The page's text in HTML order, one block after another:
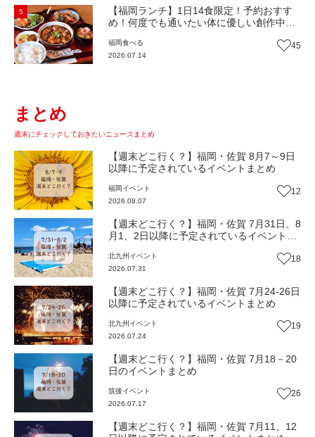
5
【福岡ランチ】1日14食限定！予約おすす
め！何度でも通いたい体に優しい創作中華
【まち歩き】
福岡食べる
2026.07.14
45
まとめ
週末にチェックしておきたいニュースまとめ
【週末どこ行く？】福岡・佐賀 8月7～9日
以降に予定されているイベントまとめ
福岡 イベント
2026.08.07
12
【週末どこ行く？】福岡・佐賀 7月31日、8
月1、2日以降に予定されているイベントま
北九州 イベント
2026.07.31
18
【週末どこ行く？】福岡・佐賀 7月24-26日
以降に予定されているイベントまとめ
北九州 イベント
2026.07.24
19
【週末どこ行く？】福岡・佐賀 7月18－20
日のイベントまとめ
筑後イベント
2026.07.17
26
【週末どこ行く？】福岡・佐賀 7月11、12